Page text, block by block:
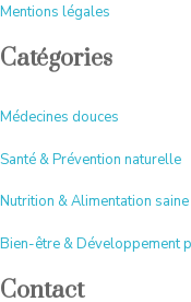
Mentions légales
Catégories
Médecines douces
Santé & Prévention naturelle
Nutrition & Alimentation saine
Bien-être & Développement
Contact